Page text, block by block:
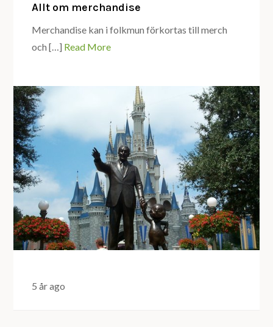
Allt om merchandise
Merchandise kan i folkmun förkortas till merch
och […] Read More
5 år ago